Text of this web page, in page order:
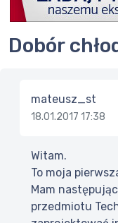
dobór
mateusz_st
18.01.2017 17:38
Witam.
To moja
Mam
przedmiotu